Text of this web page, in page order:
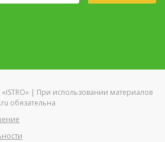
| При использовании материалов
обязательна